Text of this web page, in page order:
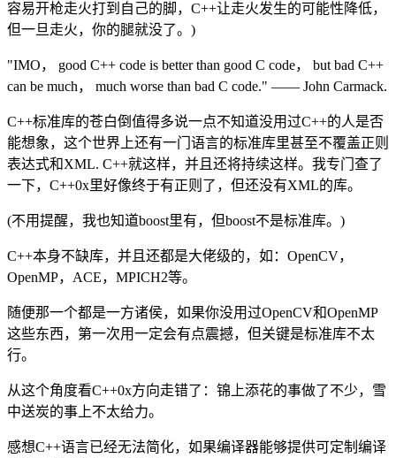
容易开枪走火打到自己的脚，C++让走火发生的可能性降低，
但一旦走火，你的腿就没了。)
"IMO， good C++ code is better than good C code， but bad C++
can be much， much worse than bad C code." —— John Carmack.
C++标准库的苍白倒值得多说一点不知道没用过C++的人是否
能想象，这个世界上还有一门语言的标准库里甚至不覆盖正则
表达式和XML. C++就这样，并且还将持续这样。我专门查了
一下，C++0x里好像终于有正则了，但还没有XML的库。
(不用提醒，我也知道boost里有，但boost不是标准库。)
C++本身不缺库，并且还都是大佬级的，如：OpenCV，
OpenMP，ACE，MPICH2等。
随便那一个都是一方诸侯，如果你没用过OpenCV和OpenMP
这些东西，第一次用一定会有点震撼，但关键是标准库不太
行。
从这个角度看C++0x方向走错了：锦上添花的事做了不少，雪
中送炭的事上不太给力。
感想C++语言已经无法简化，如果编译器能够提供可定制编译